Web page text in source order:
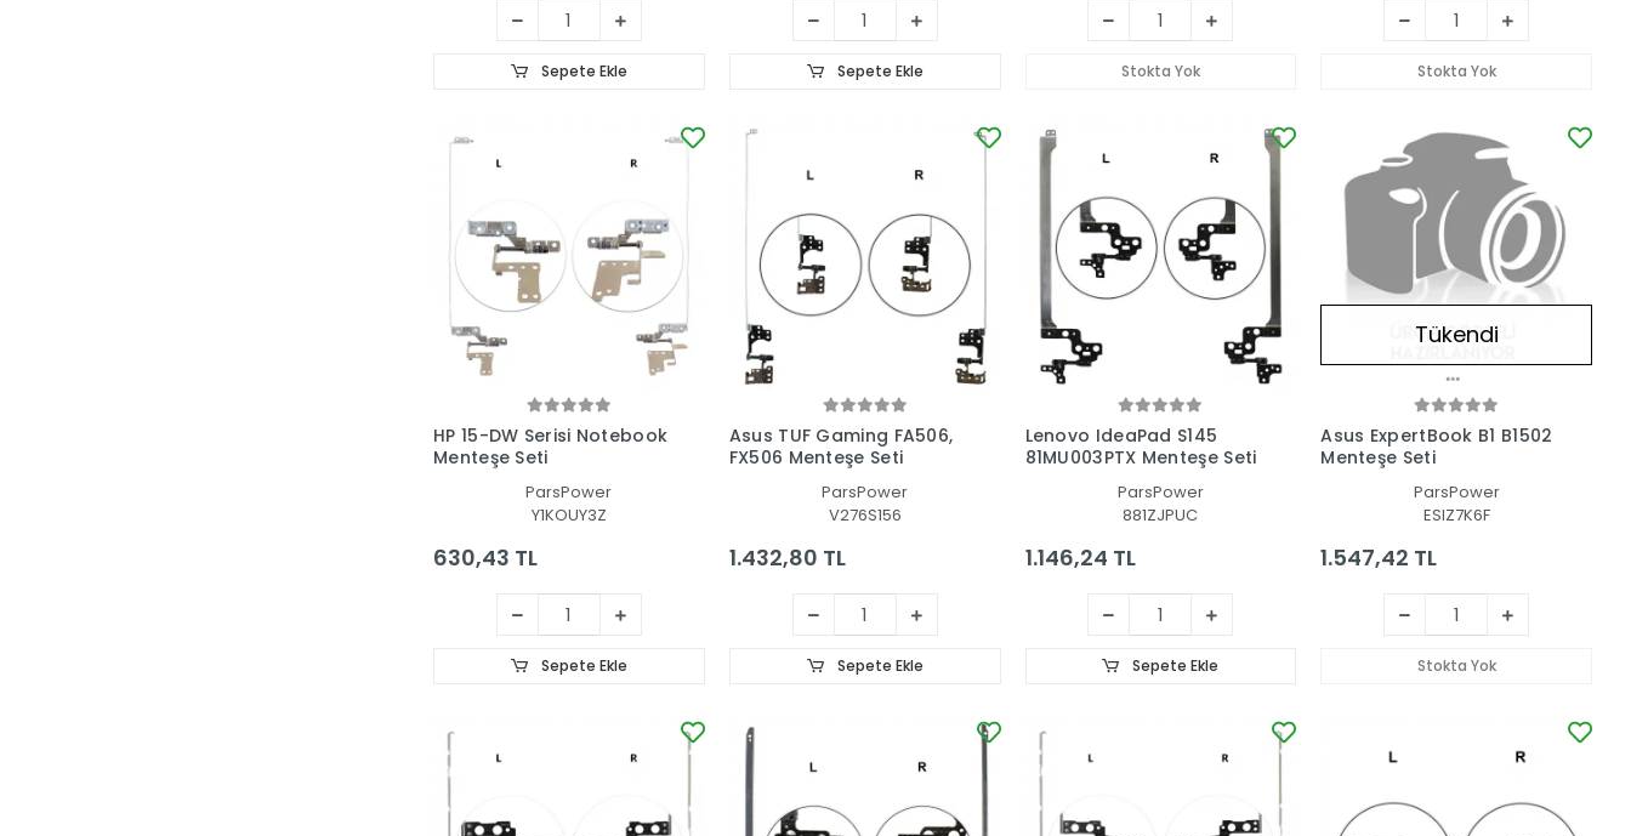
Sepete Ekle Sepete Ekle Stokta Yok Stokta Yok
HP 15-DW Serisi Notebook
Menteşe Seti
ParsPower
Y1KOUY3Z
630,43 TL
Sepete Ekle
Asus TUF Gaming FA506,
FX506 Menteşe Seti
ParsPower
V276S156
1.432,80 TL
Sepete Ekle
Lenovo IdeaPad S145
81MU003PTX Menteşe Seti
ParsPower
881ZJPUC
1.146,24 TL
Sepete Ekle
Tükendi
Asus ExpertBook B1 B1502
Menteşe Seti
ParsPower
ESIZ7K6F
1.547,42 TL
Stokta Yok